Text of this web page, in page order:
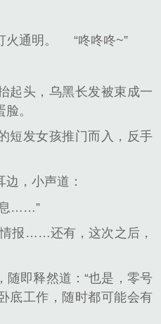
通明。
“咚咚咚~”
起头，乌黑长发被束成一
。
短发女孩推门而入，反手
，小声道：
息……”
报……还有，这次之后，
随即释然道：“也是，零号
底工作，随时都可能会有